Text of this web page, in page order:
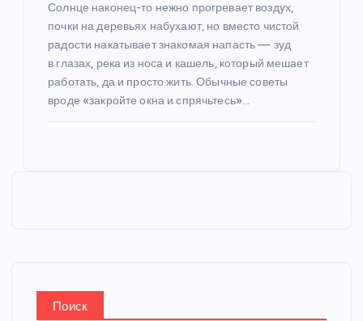
Солнце наконец-то нежно прогревает воздух,
почки на деревьях набухают, но вместо чистой
радости накатывает знакомая напасть — зуд
в глазах, река из носа и кашель, который мешает
работать, да и просто жить. Обычные советы
вроде «закройте окна и спрячьтесь»…
Поиск